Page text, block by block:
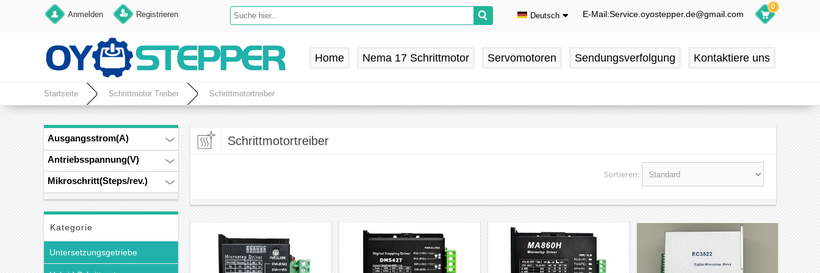
Anmelden Registrieren Deutsch
Deutsch
E-Mail:Service.oyostepper.de@gmail.com
0
Home Nema 17 Schrittmotor Servomotoren Sendungsverfolgung Kontaktiere uns
Startseite Schrittmotor Treiber Schrittmotortreiber
Ausgangsstrom(A)
Antriebsspannung(V)
Mikroschritt(Steps/rev.)
Kategorie
Untersetzungsgetriebe
Schrittmotortreiber
Sortieren: